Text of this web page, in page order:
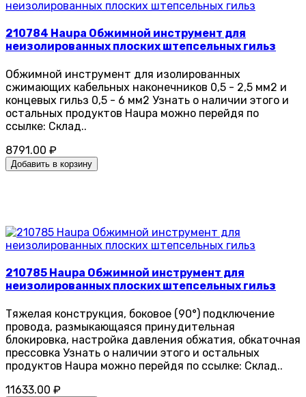
210784 Haupa Обжимной инструмент для
неизолированных плоских штепсельных гильз
Oбжимной инструмент для изолированных
сжимающих кабельных наконечников 0,5 - 2,5 мм2 и
концевых гильз 0,5 - 6 мм2 Узнать о наличии этого и
остальных продуктов Haupa можно перейдя по
ссылке: Склад..
8791.00 ₽
Добавить в корзину
210785 Haupa Обжимной инструмент для
неизолированных плоских штепсельных гильз
Тяжелая конструкция, боковое (90°) подключение
провода, размыкающаяся принудительная
блокировка, настройка давления обжатия, обкаточная
прессовка Узнать о наличии этого и остальных
продуктов Haupa можно перейдя по ссылке: Склад..
11633.00 ₽